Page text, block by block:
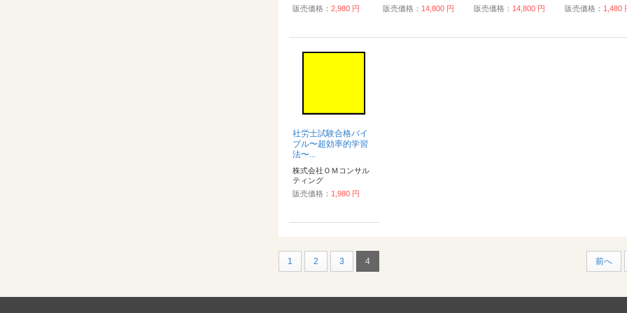
販売価格： 2,980 円 販売価格： 14,800 円 販売価格： 14,800 円 販売価格： 1,480
社労士試験合格バイ
ブル〜超効率的学習
法〜...
株式会社ＯＭコンサル
ティング
販売価格： 1,980 円
1 2 3 4 前へ